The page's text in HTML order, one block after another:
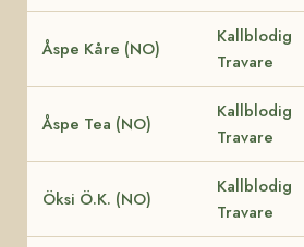
Åspe Kåre (NO)
Kallblodig
Travare
Åspe Tea (NO)
Kallblodig
Travare
Öksi Ö.K. (NO)
Kallblodig
Travare